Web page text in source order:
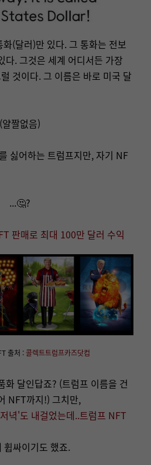
(달러)만 있다. 그 통화는 전보
다. 그것은 세계 어디서든 가장
것이다. 그 이름은 바로 미국 달
(얄짤없음)
싫어하는 트럼프지만, 자기 NF
...🤔?
판매로 최대 100만 달러 수익
출처 :콜렉트트럼프카즈닷컴
화 달인답죠? (트럼프 이름을 건
NFT까지!) 그치만,
녁'도 내걸었는데..트럼프 NFT
싸이기도 했죠.